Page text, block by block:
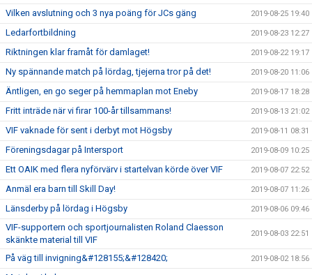
Vilken avslutning och 3 nya poäng för JCs gäng 2019-08-25 19:40
Ledarfortbildning 2019-08-23 12:27
Riktningen klar framåt för damlaget! 2019-08-22 19:17
Ny spännande match på lördag, tjejerna tror på det! 2019-08-20 11:06
Äntligen, en go seger på hemmaplan mot Eneby 2019-08-17 18:28
Fritt inträde när vi firar 100-år tillsammans! 2019-08-13 21:02
VIF vaknade för sent i derbyt mot Högsby 2019-08-11 08:31
Föreningsdagar på Intersport 2019-08-09 10:25
Ett OAIK med flera nyförvärv i startelvan körde över VIF 2019-08-07 22:52
Anmäl era barn till Skill Day! 2019-08-07 11:26
Länsderby på lördag i Högsby 2019-08-06 09:46
VIF-supportern och sportjournalisten Roland Claesson
skänkte material till VIF
2019-08-03 22:51
På väg till invigning&#128155;&#128420; 2019-08-02 18:56